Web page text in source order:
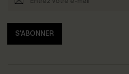
S'ABONNER